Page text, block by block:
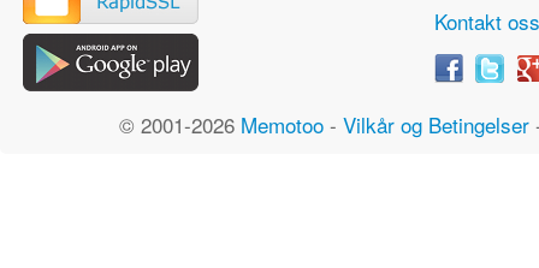
Kontakt oss
© 2001-2026 Memotoo - Vilkår og Betingelser